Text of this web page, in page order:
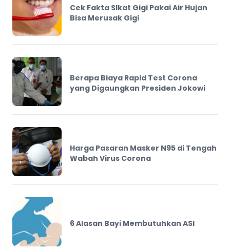
Cek Fakta SIkat Gigi Pakai Air Hujan
Bisa Merusak Gigi
Berapa Biaya Rapid Test Corona
yang Digaungkan Presiden Jokowi
Harga Pasaran Masker N95 di Tengah
Wabah Virus Corona
6 Alasan Bayi Membutuhkan ASI